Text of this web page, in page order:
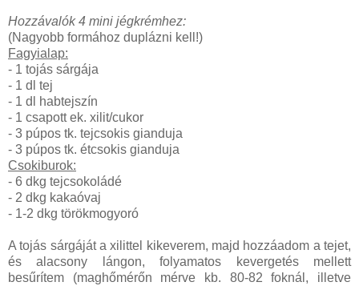
Hozzávalók 4 mini jégkrémhez:
(Nagyobb formához duplázni kell!)
Fagyialap:
- 1 tojás sárgája
- 1 dl tej
- 1 dl habtejszín
- 1 csapott ek. xilit/cukor
- 3 púpos tk. tejcsokis gianduja
- 3 púpos tk. étcsokis gianduja
Csokiburok:
- 6 dkg tejcsokoládé
- 2 dkg kakaóvaj
- 1-2 dkg törökmogyoró
A tojás sárgáját a xilittel kikeverem, majd hozzáadom a tejet,
és alacsony lángon, folyamatos kevergetés mellett
besűrítem (maghőmérőn mérve kb. 80-82 foknál, illetve